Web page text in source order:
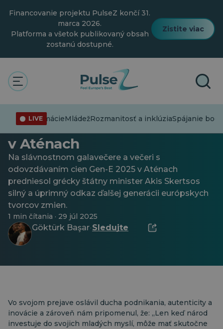
obsah
Financovanie projektu PulseZ končí 31.
marca 2026.
Platforma a všetok publikovaný obsah
zostanú dostupné.
Zistite viac
LIVE
DezinformácieMládežRozmanitosť a inklúziaSpájanie
Posolstvo nádeje a inovácie:
Akis Skertsos na Gen-E 2025
v Aténach
Na slávnostnom galavečere a večeri s
odovzdávaním cien Gen-E 2025 v Aténach
predniesol grécky štátny minister Akis Skertsos
silný a úprimný odkaz ďalšej generácii európskych
tvorcov zmien.
1 min čítania · 29 júl 2025
Göktürk Başar· Sledujte
Vo svojom prejave oslávil ducha podnikania, autenticity a
inovácie a zároveň nám pripomenul, že: „Len keď národ
investuje do svojich mladých myslí, môže mať skutočne